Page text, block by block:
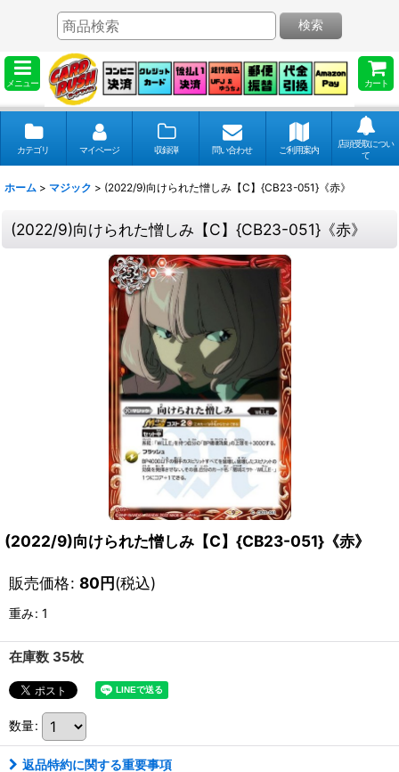
メニュー カート
検索
カテゴリ マイページ 収録弾 問い合わせ ご利用案内
店頭受取につい
て
ホーム > マジック > (2022/9)向けられた憎しみ【C】{CB23-051}《赤》
(2022/9)向けられた憎しみ【C】{CB23-051}《赤》
(2022/9)向けられた憎しみ【C】{CB23-051}《赤》
販売価格: 80円(税込)
重み: 1
在庫数 35枚
数量:
返品特約に関する重要事項